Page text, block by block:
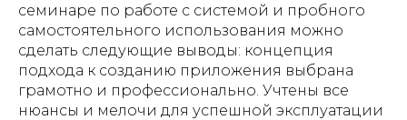
семинаре по работе с системой и пробного
самостоятельного использования можно
сделать следующие выводы: концепция
подхода к созданию приложения выбрана
грамотно и профессионально. Учтены все
нюансы и мелочи для успешной эксплуатации